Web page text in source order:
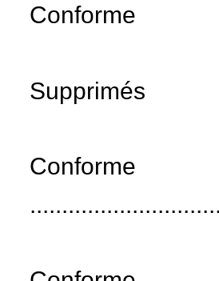
Conforme
Supprimés
Conforme